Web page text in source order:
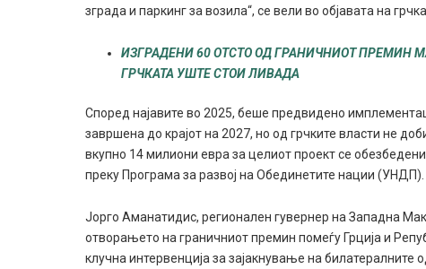
зграда и паркинг за возила“, се вели во објавата на
ИЗГРАДЕНИ 60 ОТСТО ОД ГРАНИЧНИОТ ПРЕМИН
ГРЧКАТА УШТЕ СТОИ ЛИВАДА
Според најавите во 2025, беше предвидено
завршена до крајот на 2027, но од грчките власти не
вкупно 14 милиони евра за целиот проект се
преку Програма за развој на Обединетите нации (УНДП).
Јорго Аманатидис, регионален гувернер на Западна
отворањето на граничниот премин помеѓу Грција и
клучна интервенција за зајакнување на билатералните